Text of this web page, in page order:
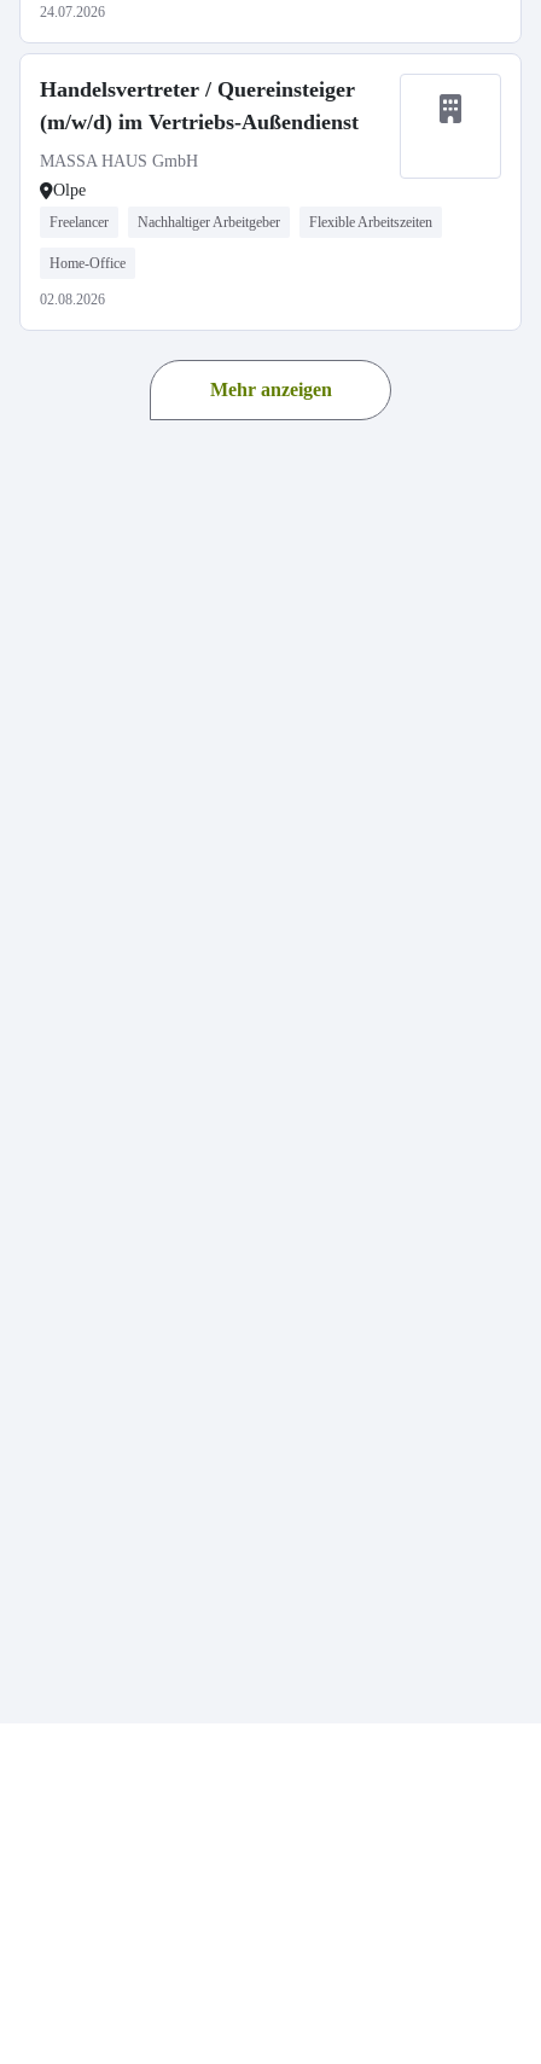
24.07.2026
Handelsvertreter / Quereinsteiger
(m/w/d) im Vertriebs-Außendienst
MASSA HAUS GmbH
Olpe
Freelancer Nachhaltiger Arbeitgeber Flexible Arbeitszeiten
Home-Office
02.08.2026
Mehr anzeigen